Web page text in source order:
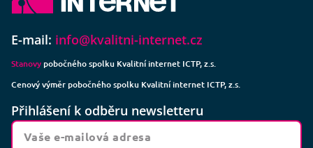
E-mail: info@kvalitni-internet.cz
Stanovy pobočného spolku Kvalitní internet ICTP, z.s.
Cenový výměr pobočného spolku Kvalitní internet ICTP, z.s.
Přihlášení k odběru newsletteru